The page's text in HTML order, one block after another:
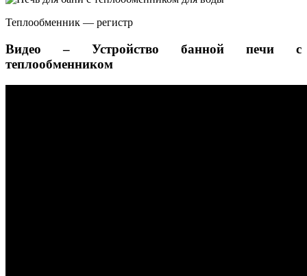
Теплообменник — регистр
Видео – Устройство банной печи с
теплообменником